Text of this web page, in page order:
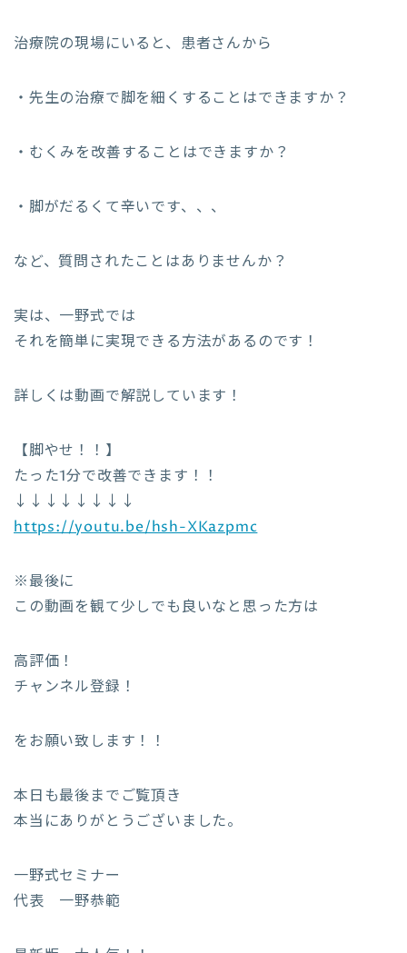
治療院の現場にいると、患者さんから
・先生の治療で脚を細くすることはできますか？
・むくみを改善することはできますか？
・脚がだるくて辛いです、、、
など、質問されたことはありませんか？
実は、一野式では
それを簡単に実現できる方法があるのです！
詳しくは動画で解説しています！
【脚やせ！！】
たった1分で改善できます！！
↓↓↓↓↓↓↓↓
https://youtu.be/hsh-XKazpmc
※最後に
この動画を観て少しでも良いなと思った方は
高評価！
チャンネル登録！
をお願い致します！！
本日も最後までご覧頂き
本当にありがとうございました。
一野式セミナー
代表 一野恭範